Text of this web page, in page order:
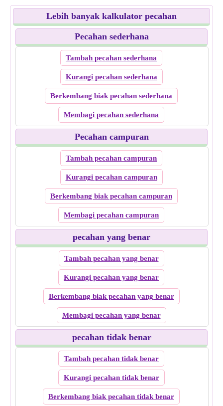
Lebih banyak kalkulator pecahan
Pecahan sederhana
Tambah pecahan sederhana
Kurangi pecahan sederhana
Berkembang biak pecahan sederhana
Membagi pecahan sederhana
Pecahan campuran
Tambah pecahan campuran
Kurangi pecahan campuran
Berkembang biak pecahan campuran
Membagi pecahan campuran
pecahan yang benar
Tambah pecahan yang benar
Kurangi pecahan yang benar
Berkembang biak pecahan yang benar
Membagi pecahan yang benar
pecahan tidak benar
Tambah pecahan tidak benar
Kurangi pecahan tidak benar
Berkembang biak pecahan tidak benar